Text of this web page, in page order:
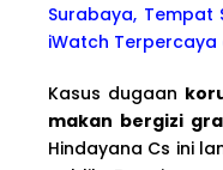
Surabaya, Tempat
iWatch Terpercaya
Kasus dugaan
makan bergizi
Hindayana Cs ini